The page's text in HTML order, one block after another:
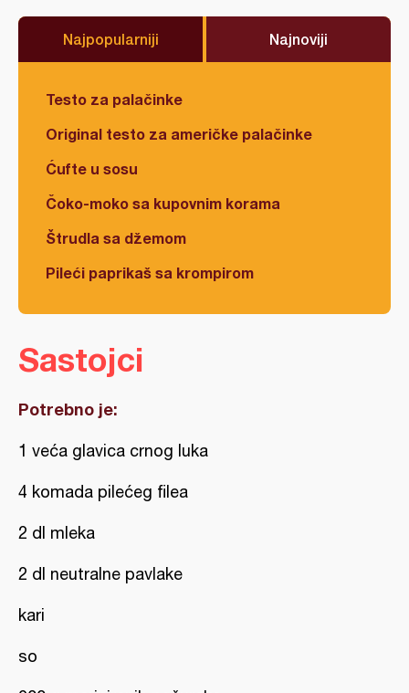
Najpopularniji Najnoviji
Testo za palačinke
Original testo za američke palačinke
Ćufte u sosu
Čoko-moko sa kupovnim korama
Štrudla sa džemom
Pileći paprikaš sa krompirom
Sastojci
Potrebno je:
1 veća glavica crnog luka
4 komada pilećeg filea
2 dl mleka
2 dl neutralne pavlake
kari
so